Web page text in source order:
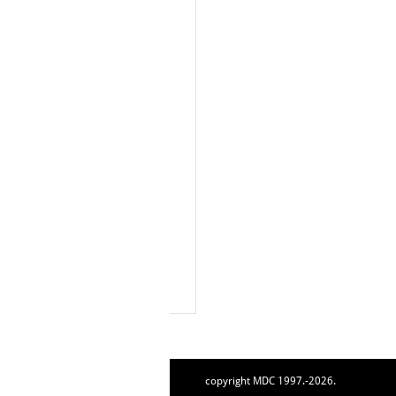
copyright MDC 1997.-2026.